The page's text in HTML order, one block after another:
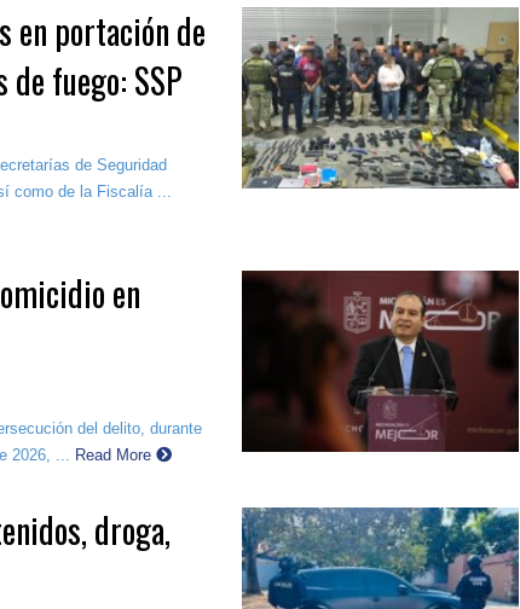
en portación de
fuego: SSP
de Seguridad
como de la Fiscalía ...
en
del delito, durante
2026, ... Read More
droga,